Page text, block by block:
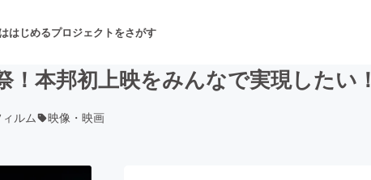
はじめるプロジェクトをさがす
本邦初上映をみんなで実現したい！
ルム 映像・映画